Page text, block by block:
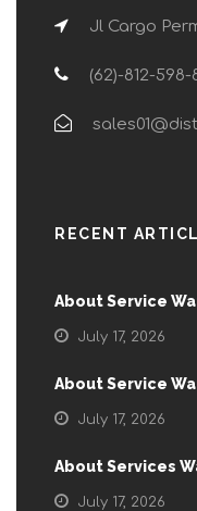
Jl Cargo
(62)-812-598-
RECENT
About Service
July 17, 2026
About Service
July 17, 2026
About Services
July 17, 2026